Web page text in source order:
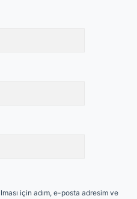
için adım, e-posta adresim ve